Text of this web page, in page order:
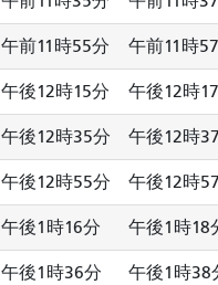
午前11時55分 午前11時
午後12時15分 午後12時
午後12時35分 午後12時
午後12時55分 午後12時
午後1時16分 午後1時18
午後1時36分 午後1時38